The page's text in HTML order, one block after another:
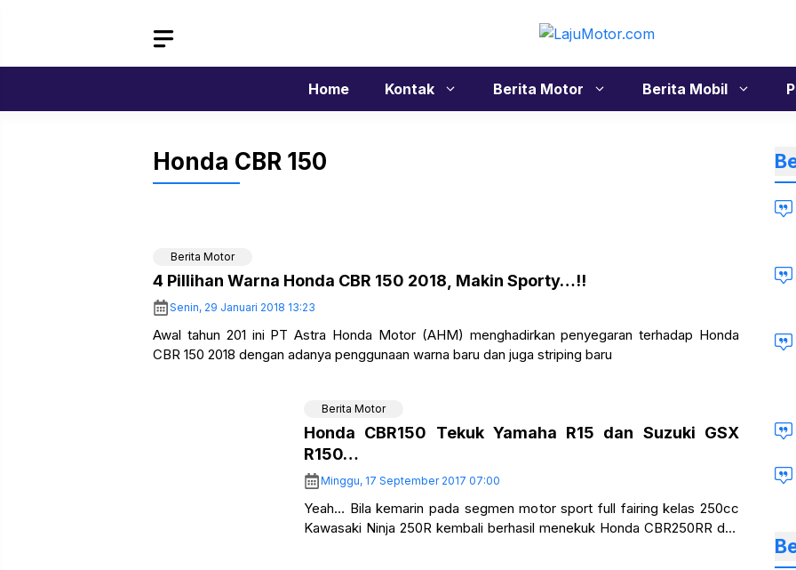
Home Kontak Berita Motor Berita Mobil
Honda CBR 150
Berita Motor
4 Pillihan Warna Honda CBR 150 2018, Makin Sporty…!!
Senin, 29 Januari 2018 13:23
Awal tahun 201 ini PT Astra Honda Motor (AHM) menghadirkan penyegaran terhadap Honda
CBR 150 2018 dengan adanya penggunaan warna baru dan juga striping baru
Berita Motor
Honda CBR150 Tekuk Yamaha R15 dan Suzuki GSX
R150…
Minggu, 17 September 2017 07:00
Yeah… Bila kemarin pada segmen motor sport full fairing kelas 250cc
Kawasaki Ninja 250R kembali berhasil menekuk Honda CBR250RR dan